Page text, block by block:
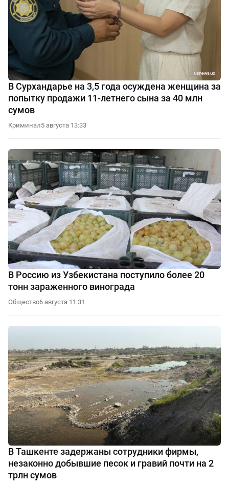
В Сурхандарье на 3,5 года осуждена женщина за
попытку продажи 11-летнего сына за 40 млн
сумов
Криминал5 августа 13:33
В Россию из Узбекистана поступило более 20
тонн зараженного винограда
Общество6 августа 11:31
В Ташкенте задержаны сотрудники фирмы,
незаконно добывшие песок и гравий почти на 2
трлн сумов